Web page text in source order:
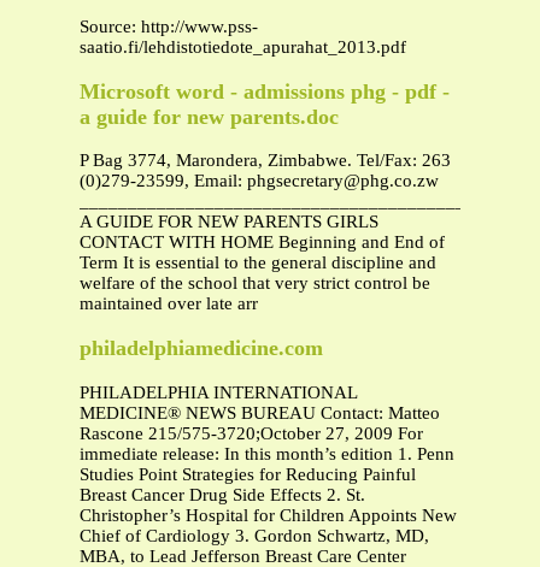
Source: http://www.pss-
saatio.fi/lehdistotiedote_apurahat_2013.pdf
Microsoft word - admissions phg - pdf -
a guide for new parents.doc
P Bag 3774, Marondera, Zimbabwe. Tel/Fax: 263
(0)279-23599, Email: phgsecretary@phg.co.zw
A GUIDE FOR NEW PARENTS GIRLS
CONTACT WITH HOME Beginning and End of
Term It is essential to the general discipline and
welfare of the school that very strict control be
maintained over late arr
philadelphiamedicine.com
PHILADELPHIA INTERNATIONAL
MEDICINE® NEWS BUREAU Contact: Matteo
Rascone 215/575-3720;October 27, 2009 For
immediate release: In this month’s edition 1. Penn
Studies Point Strategies for Reducing Painful
Breast Cancer Drug Side Effects 2. St.
Christopher’s Hospital for Children Appoints New
Chief of Cardiology 3. Gordon Schwartz, MD,
MBA, to Lead Jefferson Breast Care Center